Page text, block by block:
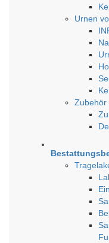
Urnen
Zubehör